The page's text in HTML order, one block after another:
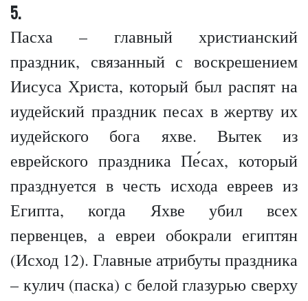
5.
Пасха – главный христианский
праздник, связанный с воскрешением
Иисуса Христа, который был распят на
иудейский праздник песах в жертву их
иудейского бога яхве. Вытек из
еврейского праздника Пе́сах, который
празднуется в честь исхода евреев из
Египта, когда Яхве убил всех
первенцев, а евреи обокрали египтян
(Исход 12). Главные атрибуты праздника
– кулич (паска) с белой глазурью сверху